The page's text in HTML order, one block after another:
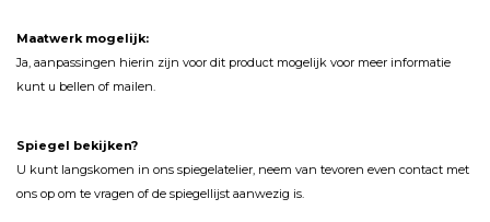
Maatwerk mogelijk:
Ja, aanpassingen hierin zijn voor dit product mogelijk voor meer informatie
kunt u bellen of mailen.
Spiegel bekijken?
U kunt langskomen in ons spiegelatelier, neem van tevoren even contact met
ons op om te vragen of de spiegellijst aanwezig is.